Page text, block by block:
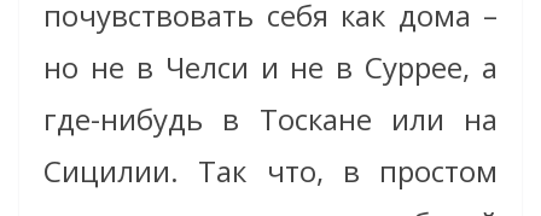
почувствовать себя как дома –
но не в Челси и не в Суррее, а
где-нибудь в Тоскане или на
Сицилии. Так что, в простом